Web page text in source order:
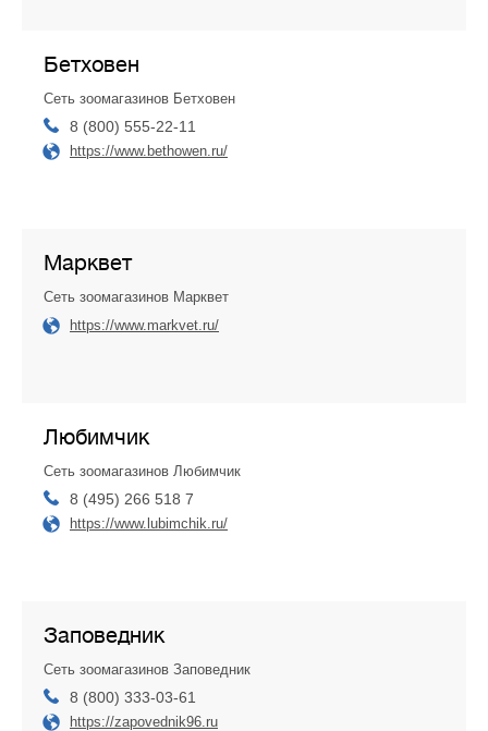
Бетховен
Сеть зоомагазинов Бетховен
8 (800) 555-22-11
https://www.bethowen.ru/
Марквет
Cеть зоомагазинов Марквет
https://www.markvet.ru/
Любимчик
Сеть зоомагазинов Любимчик
8 (495) 266 518 7
https://www.lubimchik.ru/
Заповедник
Сеть зоомагазинов Заповедник
8 (800) 333-03-61
https://zapovednik96.ru